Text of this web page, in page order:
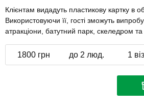
Клієнтам видадуть пластикову картку в
Використовуючи її, гості зможуть
атракціони, батутний парк, скеледром та
1800 грн до 2 люд. 1